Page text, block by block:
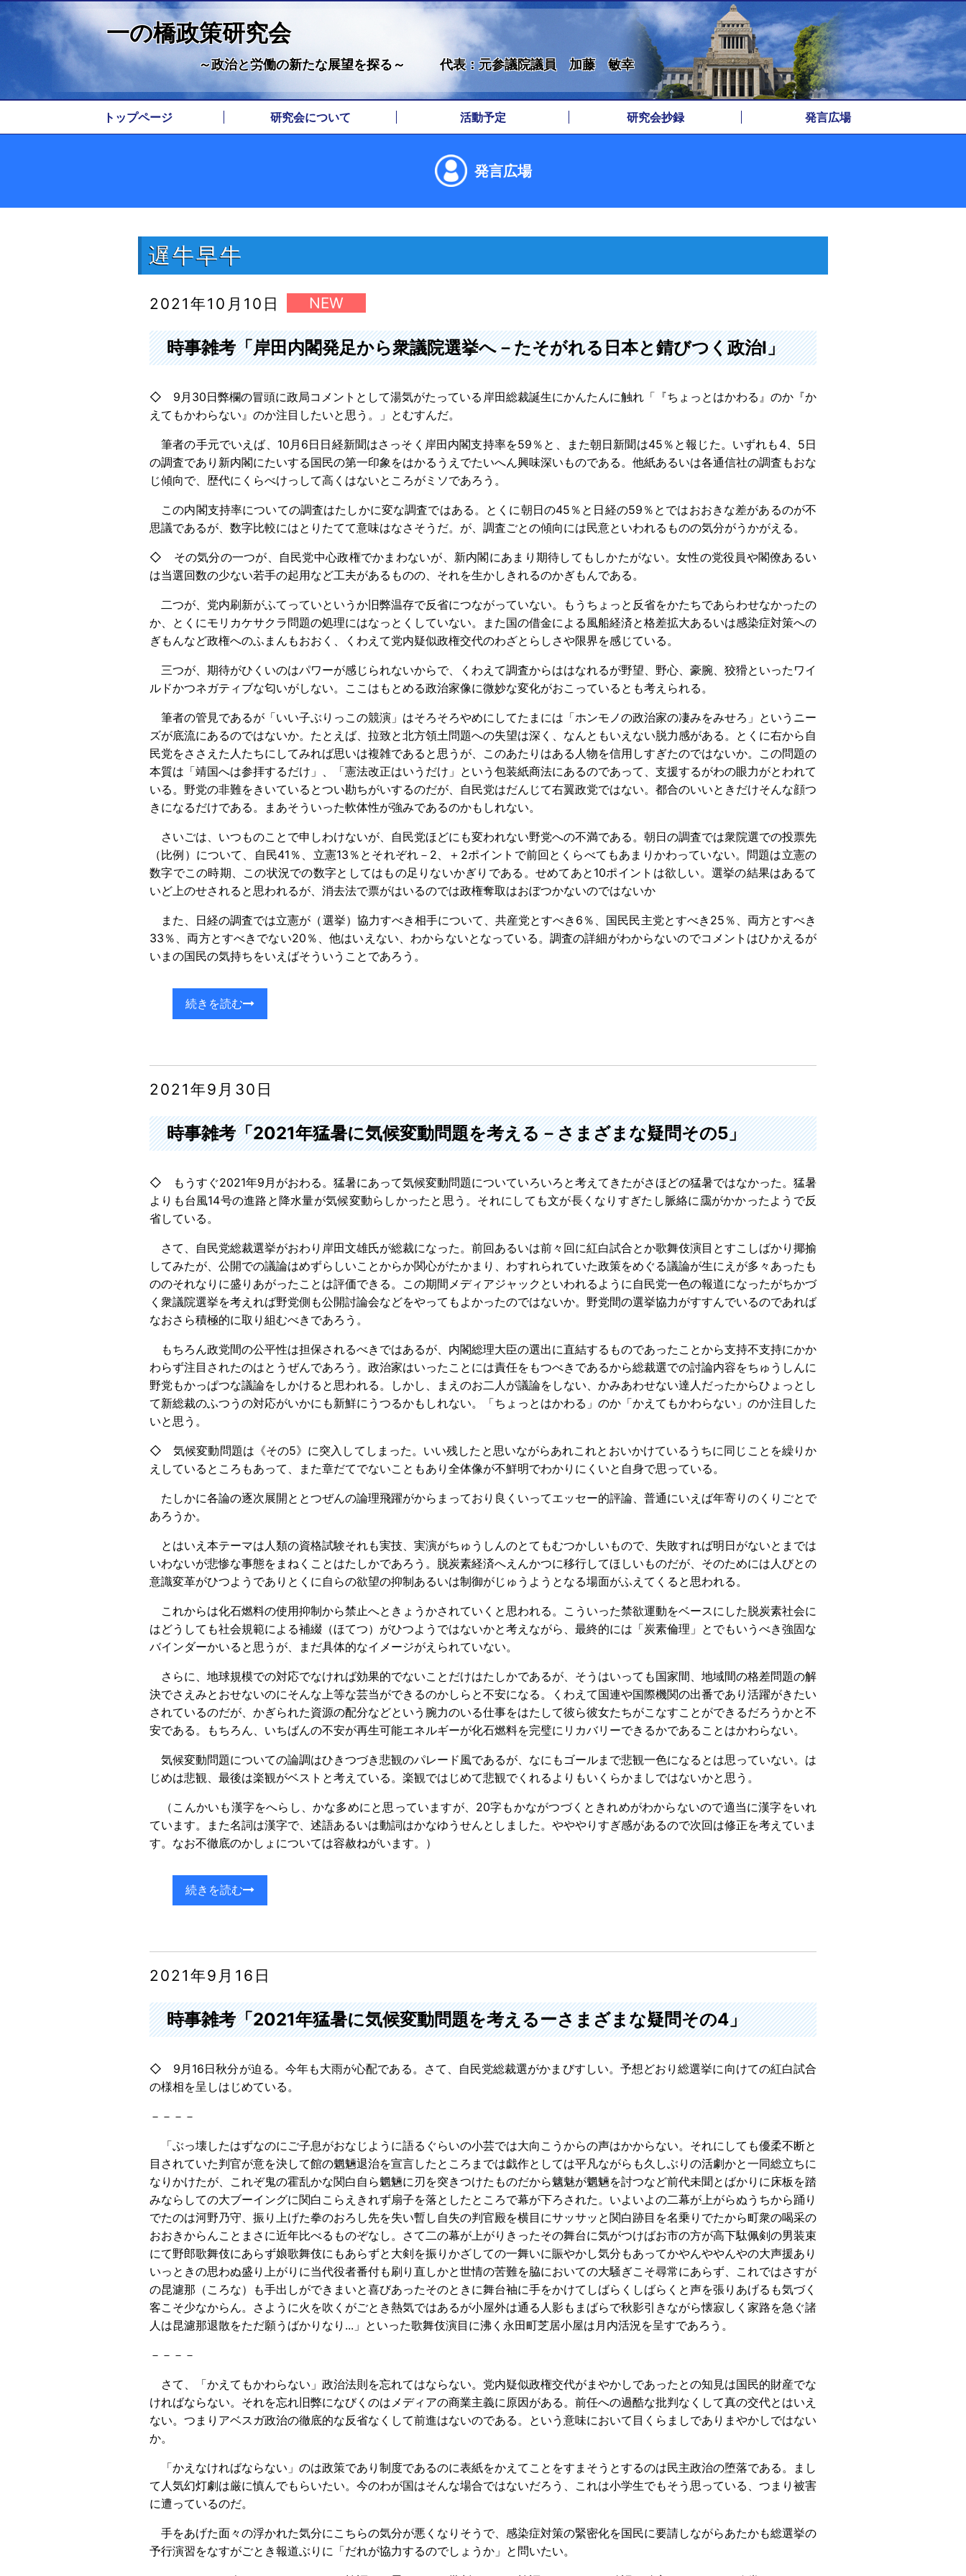
一の橋政策研究会
～政治と労働の新たな展望を探る～ 代表：元参議院議員 加藤 敏幸
トップページ 研究会について 活動予定 研究会抄録 発言広場
発言広場
遅牛早牛
2021年10月10日
時事雑考「岸田内閣発足から衆議院選挙へ－たそがれる日本と錆びつく政治Ⅰ」
◇ 9月30日弊欄の冒頭に政局コメントとして湯気がたっている岸田総裁誕生にかんたんに触れ「『ちょっとはかわる』のか『か
えてもかわらない』のか注目したいと思う。」とむすんだ。
筆者の手元でいえば、10月6日日経新聞はさっそく岸田内閣支持率を59％と、また朝日新聞は45％と報じた。いずれも4、5日
の調査であり新内閣にたいする国民の第一印象をはかるうえでたいへん興味深いものである。他紙あるいは各通信社の調査もおな
じ傾向で、歴代にくらべけっして高くはないところがミソであろう。
この内閣支持率についての調査はたしかに変な調査ではある。とくに朝日の45％と日経の59％とではおおきな差があるのが不
思議であるが、数字比較にはとりたてて意味はなさそうだ。が、調査ごとの傾向には民意といわれるものの気分がうかがえる。
◇ その気分の一つが、自民党中心政権でかまわないが、新内閣にあまり期待してもしかたがない。女性の党役員や閣僚あるい
は当選回数の少ない若手の起用など工夫があるものの、それを生かしきれるのかぎもんである。
二つが、党内刷新がふてっていというか旧弊温存で反省につながっていない。もうちょっと反省をかたちであらわせなかったの
か、とくにモリカケサクラ問題の処理にはなっとくしていない。また国の借金による風船経済と格差拡大あるいは感染症対策への
ぎもんなど政権へのふまんもおおく、くわえて党内疑似政権交代のわざとらしさや限界を感じている。
三つが、期待がひくいのはパワーが感じられないからで、くわえて調査からははなれるが野望、野心、豪腕、狡猾といったワイ
ルドかつネガティブな匂いがしない。ここはもとめる政治家像に微妙な変化がおこっているとも考えられる。
筆者の管見であるが「いい子ぶりっこの競演」はそろそろやめにしてたまには「ホンモノの政治家の凄みをみせろ」というニー
ズが底流にあるのではないか。たとえば、拉致と北方領土問題への失望は深く、なんともいえない脱力感がある。とくに右から自
民党をささえた人たちにしてみれば思いは複雑であると思うが、このあたりはある人物を信用しすぎたのではないか。この問題の
本質は「靖国へは参拝するだけ」、「憲法改正はいうだけ」という包装紙商法にあるのであって、支援するがわの眼力がとわれて
いる。野党の非難をきいているとつい勘ちがいするのだが、自民党はだんじて右翼政党ではない。都合のいいときだけそんな顔つ
きになるだけである。まあそういった軟体性が強みであるのかもしれない。
さいごは、いつものことで申しわけないが、自民党ほどにも変われない野党への不満である。朝日の調査では衆院選での投票先
（比例）について、自民41％、立憲13％とそれぞれ－2、＋2ポイントで前回とくらべてもあまりかわっていない。問題は立憲の
数字でこの時期、この状況での数字としてはもの足りないかぎりである。せめてあと10ポイントは欲しい。選挙の結果はあるて
いど上のせされると思われるが、消去法で票がはいるのでは政権奪取はおぼつかないのではないか
また、日経の調査では立憲が（選挙）協力すべき相手について、共産党とすべき6％、国民民主党とすべき25％、両方とすべき
33％、両方とすべきでない20％、他はいえない、わからないとなっている。調査の詳細がわからないのでコメントはひかえるが
いまの国民の気持ちをいえばそういうことであろう。
続きを読む
2021年9月30日
時事雑考「2021年猛暑に気候変動問題を考える－さまざまな疑問その5」
◇ もうすぐ2021年9月がおわる。猛暑にあって気候変動問題についていろいろと考えてきたがさほどの猛暑ではなかった。猛暑
よりも台風14号の進路と降水量が気候変動らしかったと思う。それにしても文が長くなりすぎたし脈絡に靄がかかったようで反
省している。
さて、自民党総裁選挙がおわり岸田文雄氏が総裁になった。前回あるいは前々回に紅白試合とか歌舞伎演目とすこしばかり揶揄
してみたが、公開での議論はめずらしいことからか関心がたかまり、わすれられていた政策をめぐる議論が生にえが多々あったも
ののそれなりに盛りあがったことは評価できる。この期間メディアジャックといわれるように自民党一色の報道になったがちかづ
く衆議院選挙を考えれば野党側も公開討論会などをやってもよかったのではないか。野党間の選挙協力がすすんでいるのであれば
なおさら積極的に取り組むべきであろう。
もちろん政党間の公平性は担保されるべきではあるが、内閣総理大臣の選出に直結するものであったことから支持不支持にかか
わらず注目されたのはとうぜんであろう。政治家はいったことには責任をもつべきであるから総裁選での討論内容をちゅうしんに
野党もかっぱつな議論をしかけると思われる。しかし、まえのお二人が議論をしない、かみあわせない達人だったからひょっとし
て新総裁のふつうの対応がいかにも新鮮にうつるかもしれない。「ちょっとはかわる」のか「かえてもかわらない」のか注目した
いと思う。
◇ 気候変動問題は《その5》に突入してしまった。いい残したと思いながらあれこれとおいかけているうちに同じことを繰りか
えしているところもあって、また章だてでないこともあり全体像が不鮮明でわかりにくいと自身で思っている。
たしかに各論の逐次展開ととつぜんの論理飛躍がからまっており良くいってエッセー的評論、普通にいえば年寄りのくりごとで
あろうか。
とはいえ本テーマは人類の資格試験それも実技、実演がちゅうしんのとてもむつかしいもので、失敗すれば明日がないとまでは
いわないが悲惨な事態をまねくことはたしかであろう。脱炭素経済へえんかつに移行してほしいものだが、そのためには人びとの
意識変革がひつようでありとくに自らの欲望の抑制あるいは制御がじゅうようとなる場面がふえてくると思われる。
これからは化石燃料の使用抑制から禁止へときょうかされていくと思われる。こういった禁欲運動をベースにした脱炭素社会に
はどうしても社会規範による補綴（ほてつ）がひつようではないかと考えながら、最終的には「炭素倫理」とでもいうべき強固な
バインダーかいると思うが、まだ具体的なイメージがえられていない。
さらに、地球規模での対応でなければ効果的でないことだけはたしかであるが、そうはいっても国家間、地域間の格差問題の解
決でさえみとおせないのにそんな上等な芸当ができるのかしらと不安になる。くわえて国連や国際機関の出番であり活躍がきたい
されているのだが、かぎられた資源の配分などという腕力のいる仕事をはたして彼ら彼女たちがこなすことができるだろうかと不
安である。もちろん、いちばんの不安が再生可能エネルギーが化石燃料を完璧にリカバリーできるかであることはかわらない。
気候変動問題についての論調はひきつづき悲観のパレード風であるが、なにもゴールまで悲観一色になるとは思っていない。は
じめは悲観、最後は楽観がベストと考えている。楽観ではじめて悲観でくれるよりもいくらかましではないかと思う。
（こんかいも漢字をへらし、かな多めにと思っていますが、20字もかながつづくときれめがわからないので適当に漢字をいれ
ています。また名詞は漢字で、述語あるいは動詞はかなゆうせんとしました。やややりすぎ感があるので次回は修正を考えていま
す。なお不徹底のかしょについては容赦ねがいます。）
続きを読む
2021年9月16日
時事雑考「2021年猛暑に気候変動問題を考えるーさまざまな疑問その4」
◇ 9月16日秋分が迫る。今年も大雨が心配である。さて、自民党総裁選がかまびすしい。予想どおり総選挙に向けての紅白試合
の様相を呈しはじめている。
－－－－
「ぶっ壊したはずなのにご子息がおなじように語るぐらいの小芸では大向こうからの声はかからない。それにしても優柔不断と
目されていた判官が意を決して館の魍魎退治を宣言したところまでは戯作としては平凡ながらも久しぶりの活劇かと一同総立ちに
なりかけたが、これぞ鬼の霍乱かな関白自ら魍魎に刃を突きつけたものだから魑魅が魍魎を討つなど前代未聞とばかりに床板を踏
みならしての大ブーイングに関白こらえきれず扇子を落としたところで幕が下ろされた。いよいよの二幕が上がらぬうちから踊り
でたのは河野乃守、振り上げた拳のおろし先を失い暫し自失の判官殿を横目にサッサッと関白跡目を名乗りでたから町衆の喝采の
おおきからんことまさに近年比べるものぞなし。さて二の幕が上がりきったその舞台に気がつけばお市の方が高下駄佩剣の男装束
にて野郎歌舞伎にあらず娘歌舞伎にもあらずと大剣を振りかざしての一舞いに賑やかし気分もあってかやんややんやの大声援あり
いっときの思わぬ盛り上がりに当代役者番付も刷り直しかと世情の苦難を脇においての大騒ぎこそ尋常にあらず、これではさすが
の昆濾那（ころな）も手出しができまいと喜びあったそのときに舞台袖に手をかけてしばらくしばらくと声を張りあげるも気づく
客こそ少なからん。さように火を吹くがごとき熱気ではあるが小屋外は通る人影もまばらで秋影引きながら懐寂しく家路を急ぐ諸
人は昆濾那退散をただ願うばかりなり...」といった歌舞伎演目に沸く永田町芝居小屋は月内活況を呈すであろう。
－－－－
さて、「かえてもかわらない」政治法則を忘れてはならない。党内疑似政権交代がまやかしであったとの知見は国民的財産でな
ければならない。それを忘れ旧弊になびくのはメディアの商業主義に原因がある。前任への過酷な批判なくして真の交代とはいえ
ない。つまりアベスガ政治の徹底的な反省なくして前進はないのである。という意味において目くらましでありまやかしではない
か。
「かえなければならない」のは政策であり制度であるのに表紙をかえてことをすまそうとするのは民主政治の堕落である。まし
て人気幻灯劇は厳に慎んでもらいたい。今のわが国はそんな場合ではないだろう、これは小学生でもそう思っている、つまり被害
に遭っているのだ。
手をあげた面々の浮かれた気分にこちらの気分が悪くなりそうで、感染症対策の緊密化を国民に要請しながらあたかも総選挙の
予行演習をなすがごとき報道ぶりに「だれが協力するのでしょうか」と問いたい。